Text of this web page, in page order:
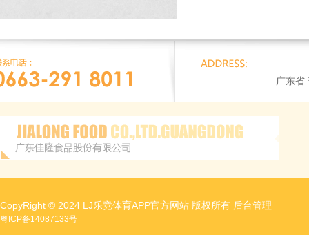
广东省
CopyRight © 2024 LJ乐竞体育APP官方网站 版权所有 后台管理
粤ICP备14087133号